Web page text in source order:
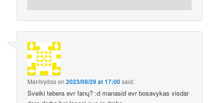
Mantvydason2023/08/29 at 17:00said:
Sveiki tebera evr fanų? :d manasid evr bosavykas visdar